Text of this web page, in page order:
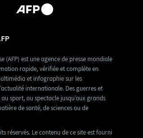
(AFP) est une agence de presse mondiale
rapide, vérifiée et complète en
et infographie sur les
internationale. Des guerres et
sport, au spectacle jusqu’aux grands
de santé, de sciences ou de
réservés. Le contenu de ce site est fourni